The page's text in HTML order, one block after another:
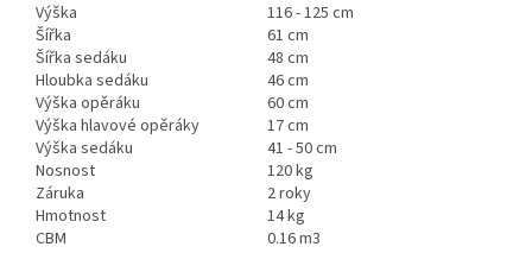
Výška
116 - 125 cm
Šířka
61 cm
Šířka sedáku
48 cm
Hloubka sedáku
46 cm
Výška opěráku
60 cm
Výška hlavové opěráky
17 cm
Výška sedáku
41 - 50 cm
Nosnost
120 kg
Záruka
2 roky
Hmotnost
14 kg
CBM
0.16 m3